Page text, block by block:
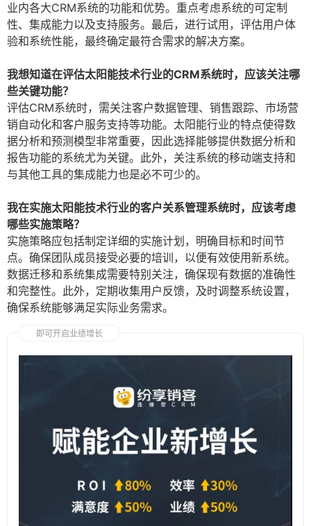
业内各大CRM系统的功能和优势。重点考虑系统的可定制
性、集成能力以及支持服务。最后，进行试用，评估用户体
验和系统性能，最终确定最符合需求的解决方案。
我想知道在评估太阳能技术行业的CRM系统时，应该关注哪
些关键功能？
评估CRM系统时，需关注客户数据管理、销售跟踪、市场营
销自动化和客户服务支持等功能。太阳能行业的特点使得数
据分析和预测模型非常重要，因此选择能够提供数据分析和
报告功能的系统尤为关键。此外，关注系统的移动端支持和
与其他工具的集成能力也是必不可少的。
我在实施太阳能技术行业的客户关系管理系统时，应该考虑
哪些实施策略？
实施策略应包括制定详细的实施计划，明确目标和时间节
点。确保团队成员接受必要的培训，以便有效使用新系统。
数据迁移和系统集成需要特别关注，确保现有数据的准确性
和完整性。此外，定期收集用户反馈，及时调整系统设置，
确保系统能够满足实际业务需求。
即可开启业绩增长